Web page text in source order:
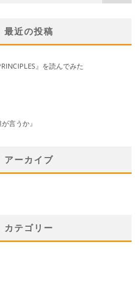
最近の投稿
』を読んでみた
言うか』
アーカイブ
カテゴリー